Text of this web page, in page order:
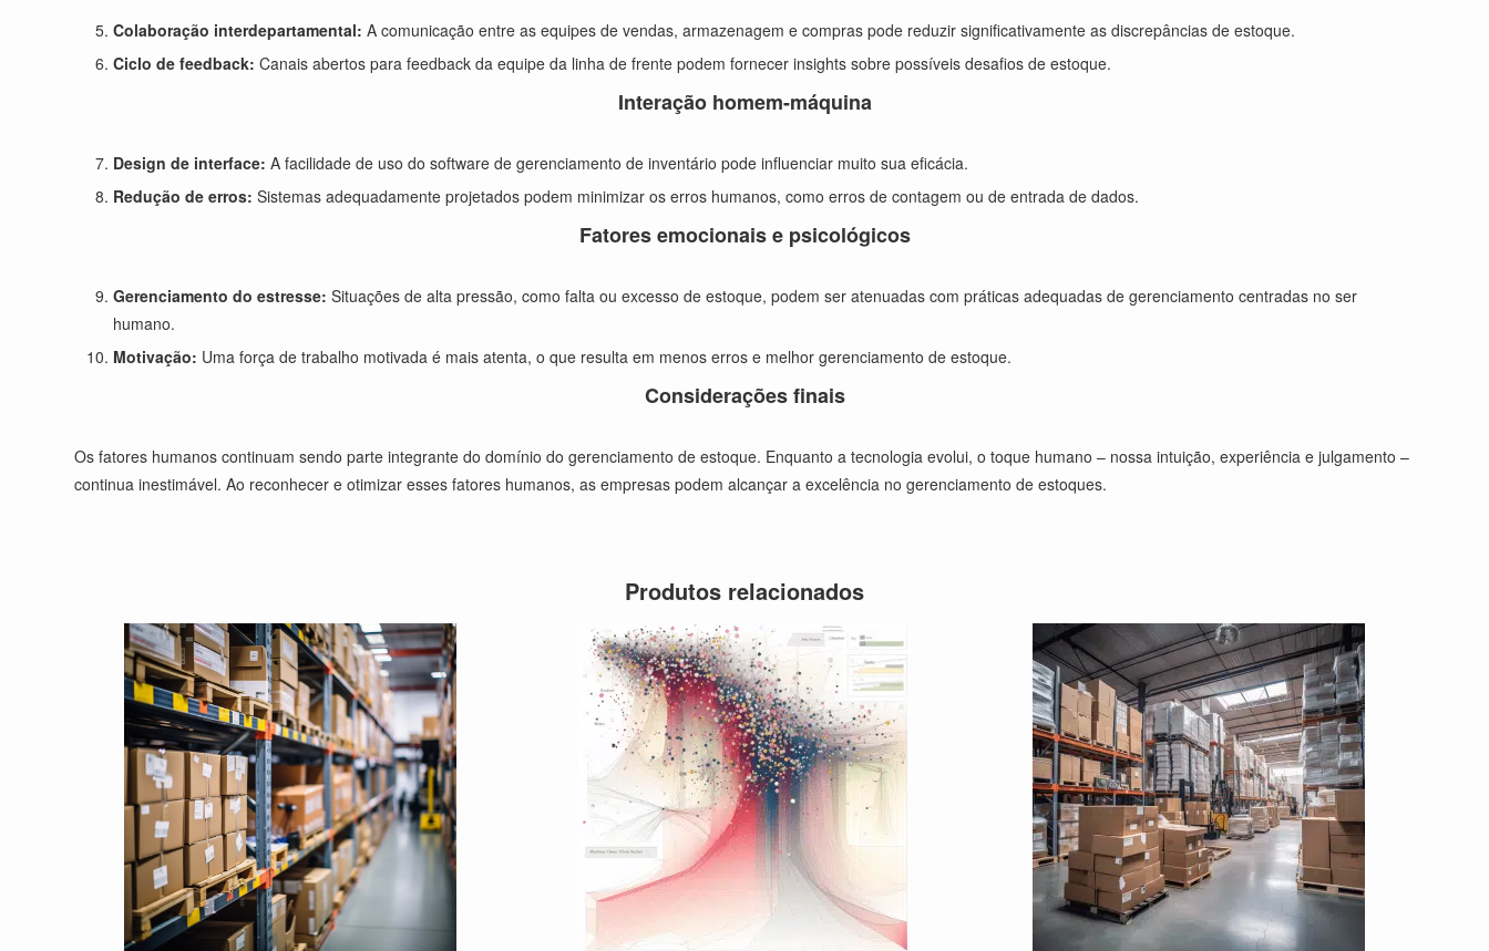
Colaboração interdepartamental: A comunicação entre as equipes de vendas, armazenagem e compras pode reduzir significativamente as discrepâncias de estoque.
Ciclo de feedback: Canais abertos para feedback da equipe da linha de frente podem fornecer insights sobre possíveis desafios de estoque.
Interação homem-máquina
Design de interface: A facilidade de uso do software de gerenciamento de inventário pode influenciar muito sua eficácia.
Redução de erros: Sistemas adequadamente projetados podem minimizar os erros humanos, como erros de contagem ou de entrada de dados.
Fatores emocionais e psicológicos
Gerenciamento do estresse: Situações de alta pressão, como falta ou excesso de estoque, podem ser atenuadas com práticas adequadas de gerenciamento centradas no ser
humano.
Motivação: Uma força de trabalho motivada é mais atenta, o que resulta em menos erros e melhor gerenciamento de estoque.
Considerações finais
Os fatores humanos continuam sendo parte integrante do domínio do gerenciamento de estoque. Enquanto a tecnologia evolui, o toque humano – nossa intuição, experiência e julgamento –
continua inestimável. Ao reconhecer e otimizar esses fatores humanos, as empresas podem alcançar a excelência no gerenciamento de estoques.
Produtos relacionados